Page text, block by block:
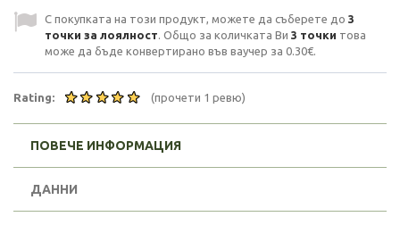
С покупката на този продукт, можете да съберете до 3
точки за лоялност. Общо за количката Ви 3 точки това
може да бъде конвертирано във ваучер за 0.30€.
Rating: (прочети 1 ревю)
ПОВЕЧЕ ИНФОРМАЦИЯ
ДАННИ